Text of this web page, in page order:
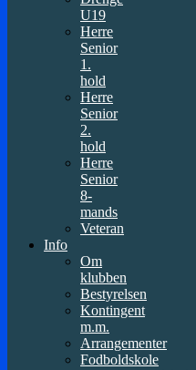
U19
Herre
Senior
1.
hold
Herre
Senior
2.
hold
Herre
Senior
8-
mands
Veteran
Info
Om
klubben
Bestyrelsen
Kontingent
m.m.
Arrangementer
Fodboldskole